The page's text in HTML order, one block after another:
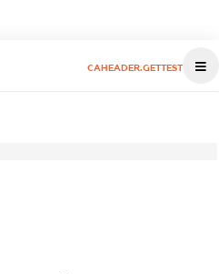
CAHEADER.GETTEST